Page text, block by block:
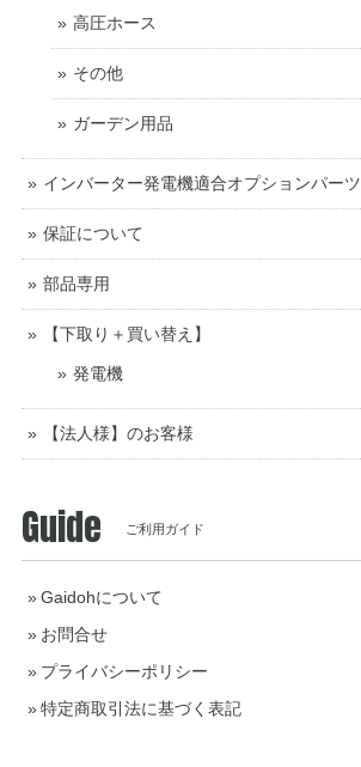
高圧ホース
その他
ガーデン用品
インバーター発電機適合オプションパーツ
保証について
部品専用
【下取り＋買い替え】
発電機
【法人様】のお客様
Guide ご利用ガイド
Gaidohについて
お問合せ
プライバシーポリシー
特定商取引法に基づく表記